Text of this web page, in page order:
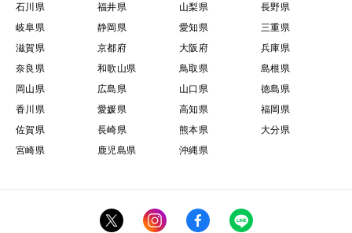
石川県
福井県 山梨県
長野県
岐阜県
静岡県 愛知県
三重県
滋賀県
京都府 大阪府
兵庫県
奈良県
和歌山県 鳥取県
島根県
岡山県
広島県 山口県
徳島県
香川県
愛媛県 高知県
福岡県
佐賀県
長崎県 熊本県
大分県
宮崎県
鹿児島県 沖縄県